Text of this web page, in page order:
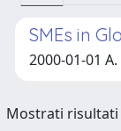
SMEs in
2000-01-01
Mostrati risultati